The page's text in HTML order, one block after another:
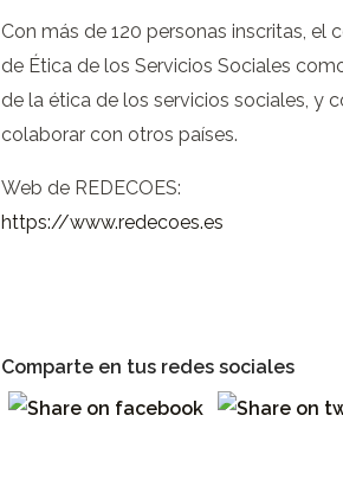
Con más de 120 personas inscritas, el
de Ética de los Servicios Sociales
de la ética de los servicios sociales, y
colaborar con otros países.
Web de REDECOES:
https://www.redecoes.es
Comparte en tus redes sociales